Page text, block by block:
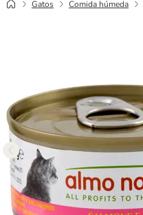
Gatos Comida húmeda